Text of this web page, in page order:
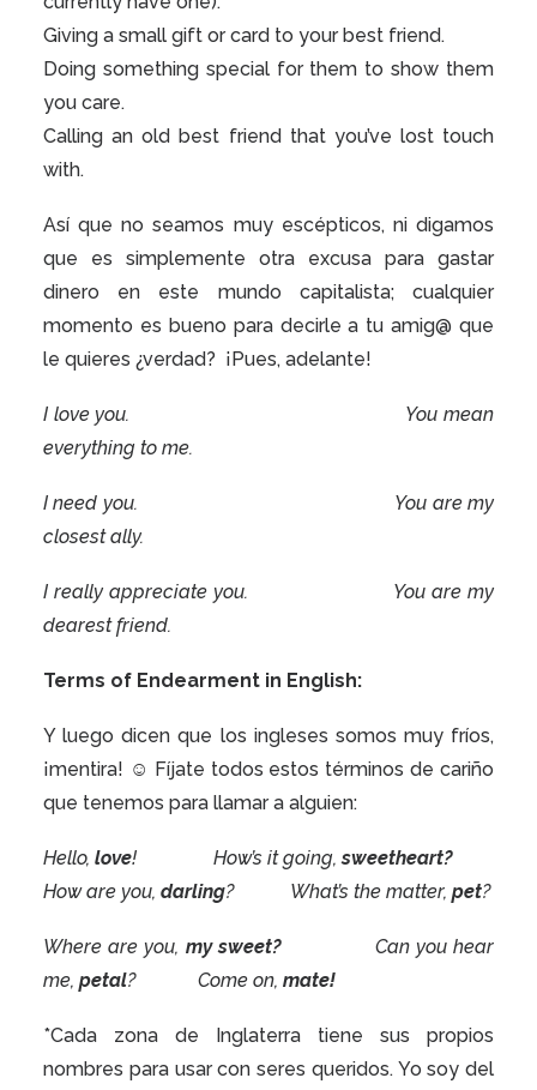
Giving a small gift or card to your best friend.
Doing something special for them to show them
you care.
Calling an old best friend that you’ve lost touch
with.
Así que no seamos muy escépticos, ni digamos
que es simplemente otra excusa para gastar
dinero en este mundo capitalista; cualquier
momento es bueno para decirle a tu amig@ que
le quieres ¿verdad? ¡Pues, adelante!
I love you.
You mean
everything to me.
I need you.
You are my
closest ally.
I really appreciate you.
You are my
dearest friend.
Terms of Endearment in English:
Y luego dicen que los ingleses somos muy fríos,
¡mentira! ☺ Fíjate todos estos términos de cariño
que tenemos para llamar a alguien:
Hello,love! How’s it going,sweetheart?
How are you, darling? What’s the matter, pet?
Where are you, my sweet?
Can you hear
me, petal? Come on, mate!
*Cada zona de Inglaterra tiene sus propios
nombres para usar con seres queridos. Yo soy del